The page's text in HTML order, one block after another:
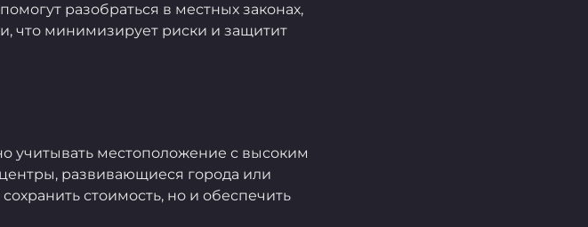
разобраться в местных законах,
что минимизирует риски и защитит
учитывать местоположение с высоким
развивающиеся города или
стоимость, но и обеспечить